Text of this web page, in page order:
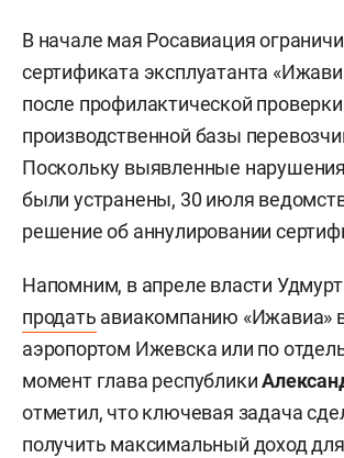
В начале мая Росавиация
сертификата эксплуатанта
после профилактической проверки
производственной базы
Поскольку выявленные
были устранены, 30 июля
решение об аннулировании
Напомним, в апреле власти
продать авиакомпанию «Ижавиа»
аэропортом Ижевска или по
момент глава республики
отметил, что ключевая задача
получить максимальный доход